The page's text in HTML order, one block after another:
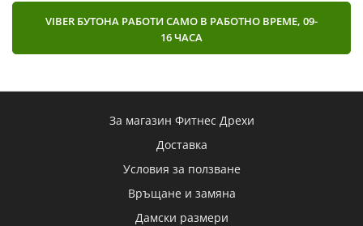
55
Дамски фитнес клин Power, черно-бял
VIBER БУТОНА РАБОТИ САМО В РАБОТНО ВРЕМЕ, 09-
16 ЧАСА
За магазин Фитнес Дрехи
Доставка
Условия за ползване
Връщане и замяна
Дамски размери